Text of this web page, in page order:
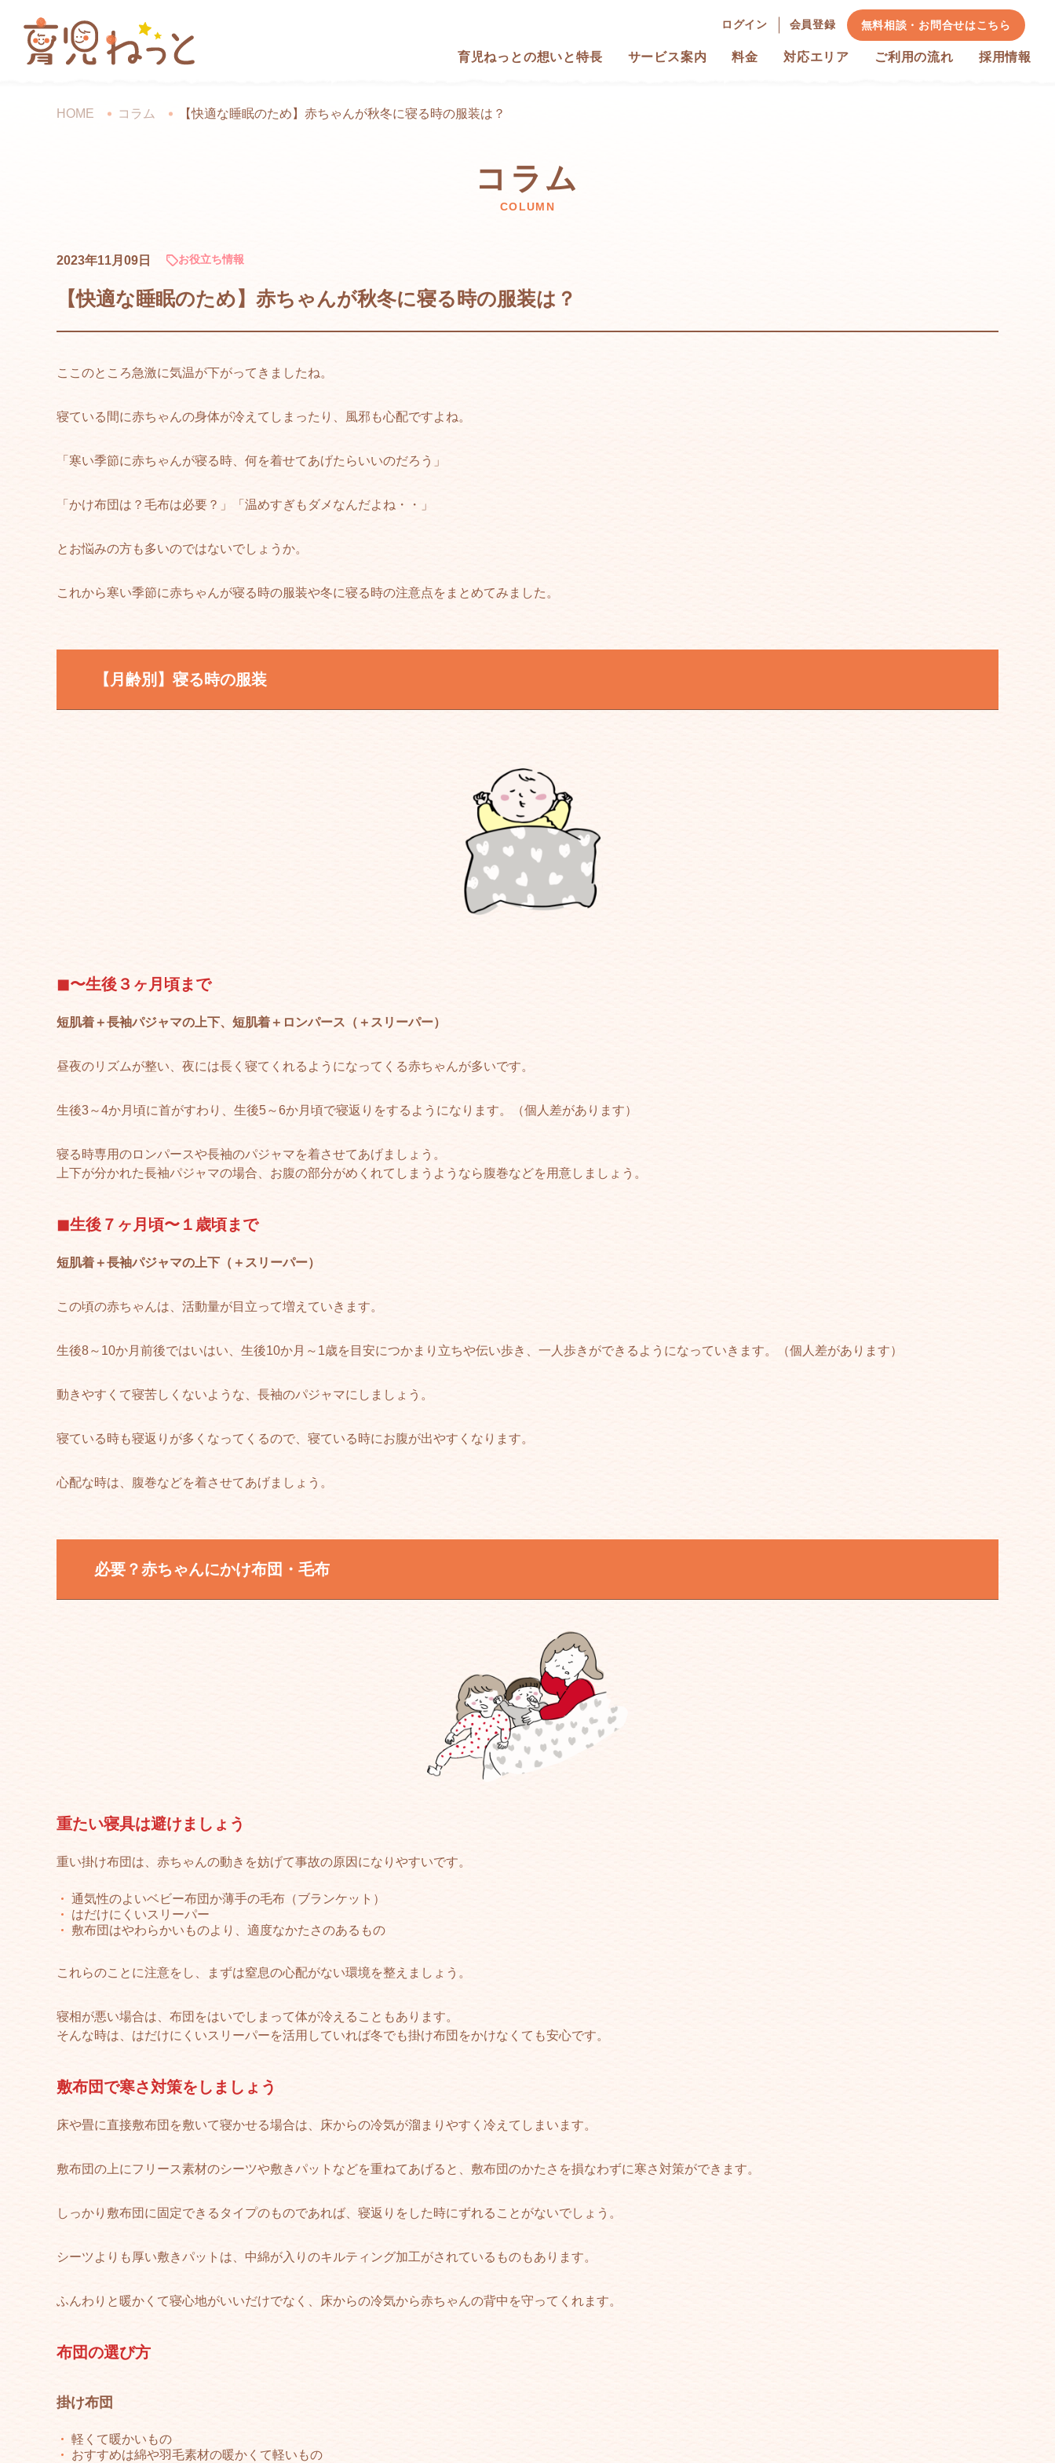
ログイン 会員登録 無料相談・お問合せはこちら
育児ねっとの想いと特長 サービス案内 料金 対応エリア ご利用の流れ 採用情報
HOME コラム 【快適な睡眠のため】赤ちゃんが秋冬に寝る時の服装は？
コラム
COLUMN
2023年11月09日 お役立ち情報
【快適な睡眠のため】赤ちゃんが秋冬に寝る時の服装は？
ここのところ急激に気温が下がってきましたね。
寝ている間に赤ちゃんの身体が冷えてしまったり、風邪も心配ですよね。
「寒い季節に赤ちゃんが寝る時、何を着せてあげたらいいのだろう」
「かけ布団は？毛布は必要？」「温めすぎもダメなんだよね・・」
とお悩みの方も多いのではないでしょうか。
これから寒い季節に赤ちゃんが寝る時の服装や冬に寝る時の注意点をまとめてみました。
【月齢別】寝る時の服装
◼︎〜生後３ヶ月頃まで
短肌着＋長袖パジャマの上下、短肌着＋ロンパース（＋スリーパー）
昼夜のリズムが整い、夜には長く寝てくれるようになってくる赤ちゃんが多いです。
生後3～4か月頃に首がすわり、生後5～6か月頃で寝返りをするようになります。（個人差があります）
寝る時専用のロンパースや長袖のパジャマを着させてあげましょう。
上下が分かれた長袖パジャマの場合、お腹の部分がめくれてしまうようなら腹巻などを用意しましょう。
◼︎生後７ヶ月頃〜１歳頃まで
短肌着＋長袖パジャマの上下（＋スリーパー）
この頃の赤ちゃんは、活動量が目立って増えていきます。
生後8～10か月前後ではいはい、生後10か月～1歳を目安につかまり立ちや伝い歩き、一人歩きができるようになっていきます。（個人差があります）
動きやすくて寝苦しくないような、長袖のパジャマにしましょう。
寝ている時も寝返りが多くなってくるので、寝ている時にお腹が出やすくなります。
心配な時は、腹巻などを着させてあげましょう。
必要？赤ちゃんにかけ布団・毛布
重たい寝具は避けましょう
重い掛け布団は、赤ちゃんの動きを妨げて事故の原因になりやすいです。
通気性のよいベビー布団か薄手の毛布（ブランケット）
はだけにくいスリーパー
敷布団はやわらかいものより、適度なかたさのあるもの
これらのことに注意をし、まずは窒息の心配がない環境を整えましょう。
寝相が悪い場合は、布団をはいでしまって体が冷えることもあります。
そんな時は、はだけにくいスリーパーを活用していれば冬でも掛け布団をかけなくても安心です。
敷布団で寒さ対策を しましょう
床や畳に直接敷布団を敷いて寝かせる場合は、床からの冷気が溜まりやすく冷えてしまいます。
敷布団の上にフリース素材のシーツや敷きパットなどを重ねてあげると、敷布団のかたさを損なわずに寒さ対策ができます。
しっかり敷布団に固定できるタイプのものであれば、寝返りをした時にずれることがないでしょう。
シーツよりも厚い敷きパットは、中綿が入りのキルティング加工がされているものもあります。
ふんわりと暖かくて寝心地がいいだけでなく、床からの冷気から赤ちゃんの背中を守ってくれます。
布団の選び方
掛け布団
軽くて暖かいもの
おすすめは綿や羽毛素材の暖かくて軽いもの